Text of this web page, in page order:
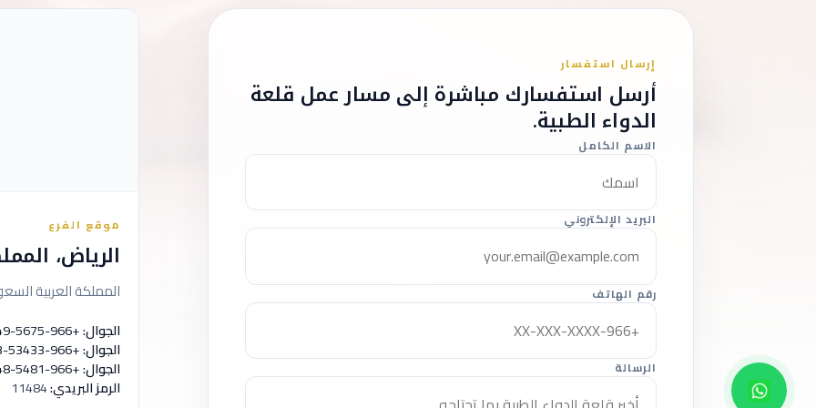
إرسال استفسار
أرسل استفسارك مباشرة إلى مسار عمل قلعة
الدواء الطبية.
الاسم الكامل
البريد الإلكتروني
رقم الهاتف
الرسالة
موقع الفرع
الرياض،
المملكة العربية
الجوال:+966-5675-45249
الجوال:+966-53433-2333
الجوال:+966-5481-61748
الرمز البريدي: